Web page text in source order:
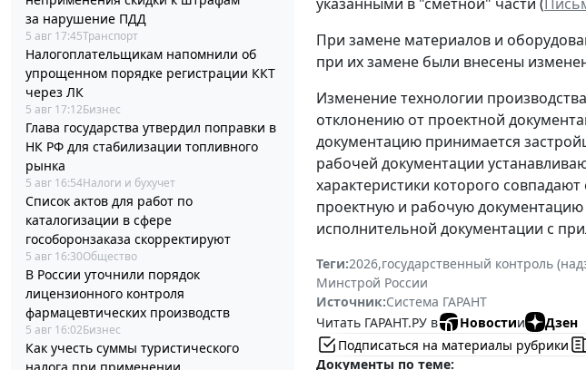
за нарушение ПДД
5 авг 17:45Транспорт
Налогоплательщикам напомнили об
упрощенном порядке регистрации ККТ
через ЛК
5 авг 17:12Бизнес
Глава государства утвердил поправки в
НК РФ для стабилизации топливного
рынка
5 авг 16:54Налоги и бухучет
Список актов для работ по
каталогизации в сфере
гособоронзаказа скорректируют
5 авг 16:30Общество
В России уточнили порядок
лицензионного контроля
фармацевтических производств
5 авг 16:02Бизнес
Как учесть суммы туристического
При замене материалов и
при их замене были внесены
Изменение технологии
отклонению от проектной
документацию принимается
рабочей документации
характеристики которого
проектную и рабочую
исполнительной документации с
Теги:2026,государственный контроль
Минстрой России
Источник:Система ГАРАНТ
Читать ГАРАНТ.РУ в
Новостии
Дзен
Подписаться на материалы рубрики
Документы по теме: